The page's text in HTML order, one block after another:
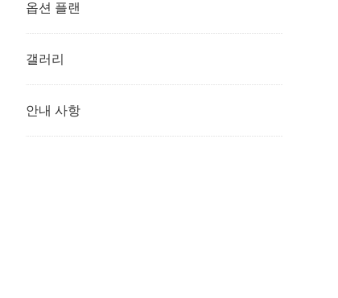
옵션 플랜
갤러리
안내 사항